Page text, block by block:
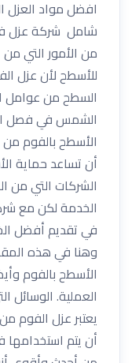
شامل شركة عزل
من الأمور التي
للأسطح لأن عزل
السطح من عوامل
الشمس في فصل
الأسطح بالفوم
أن تساعد حماية
الشركات التي
الخدمة لكن مع
في تقديم أفضل
وهنا في هذه
الأسطح بالفوم
العملية. الوسائل
يعتبر عزل الفوم
أن يتم